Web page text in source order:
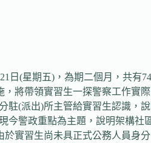
(星期五)，為期二個月，共有
將帶領實習生一探警察工作實
(派出)所主管給實習生認識，
警政重點為主題，說明架構
實習生尚未具正式公務人員身